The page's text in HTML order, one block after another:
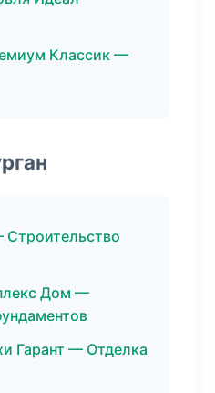
Классик —
Дом —
Гарант — Отделка